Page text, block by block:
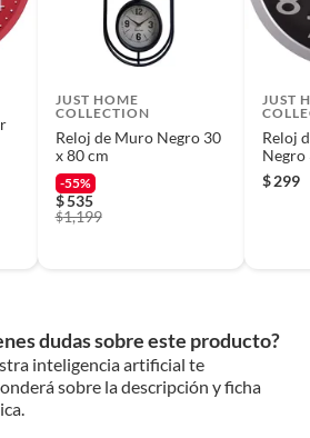
JUST HOME
COLLECTION
Reloj de Muro Negro 30
x 80 cm
-55%
$535
$1,199
JUST
Reloj
Negro
$299
dudas sobre este producto?
inteligencia artificial te
sobre la descripción y ficha